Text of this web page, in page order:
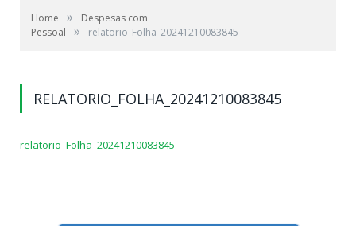
Home »
Despesas com
Pessoal
» relatorio_Folha_20241210083845
RELATORIO_FOLHA_20241210083845
relatorio_Folha_20241210083845